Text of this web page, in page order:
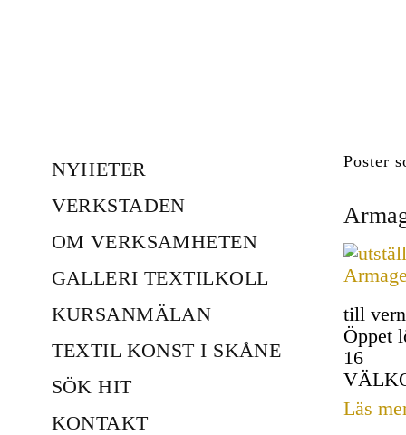
Poster
till
Öppet
16
Läs
NYHETER
VERKSTADEN
OM VERKSAMHETEN
GALLERI TEXTILKOLL
KURSANMÄLAN
TEXTIL KONST I SKÅNE
SÖK HIT
KONTAKT